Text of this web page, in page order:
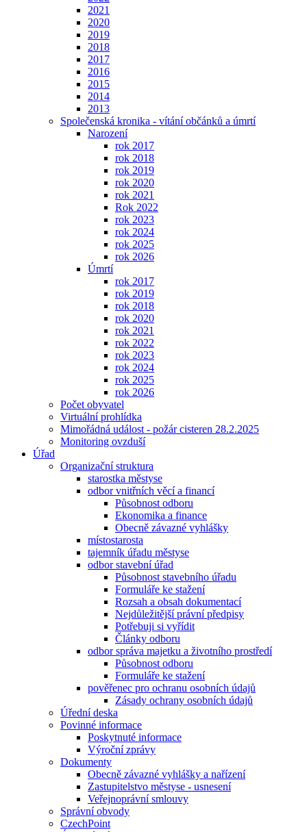
2021
2020
2019
2018
2017
2016
2015
2014
2013
Společenská kronika - vítání občánků a úmrtí
Narození
rok 2017
rok 2018
rok 2019
rok 2020
rok 2021
Rok 2022
rok 2023
rok 2024
rok 2025
rok 2026
Úmrtí
rok 2017
rok 2019
rok 2018
rok 2020
rok 2021
rok 2022
rok 2023
rok 2024
rok 2025
rok 2026
Počet obyvatel
Virtuální prohlídka
Mimořádná událost - požár cisteren 28.2.2025
Monitoring ovzduší
Úřad
Organizační struktura
starostka městyse
odbor vnitřních věcí a financí
Působnost odboru
Ekonomika a finance
Obecně závazné vyhlášky
místostarosta
tajemník úřadu městyse
odbor stavební úřad
Působnost stavebního úřadu
Formuláře ke stažení
Rozsah a obsah dokumentací
Nejdůležitější právní předpisy
Potřebuji si vyřídit
Články odboru
odbor správa majetku a životního prostředí
Působnost odboru
Formuláře ke stažení
pověřenec pro ochranu osobních údajů
Zásady ochrany osobních údajů
Úřední deska
Povinné informace
Poskytnuté informace
Výroční zprávy
Dokumenty
Obecně závazné vyhlášky a nařízení
Zastupitelstvo městyse - usnesení
Veřejnoprávní smlouvy
Správní obvody
CzechPoint